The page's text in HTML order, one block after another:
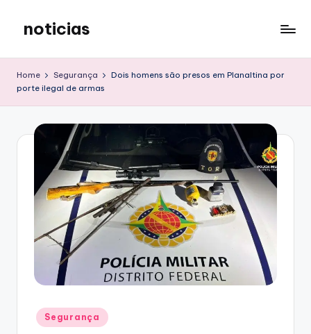
content
noticias
Home Segurança
Dois homens são presos em Planaltina por
porte ilegal de armas
Posted
in
Segurança